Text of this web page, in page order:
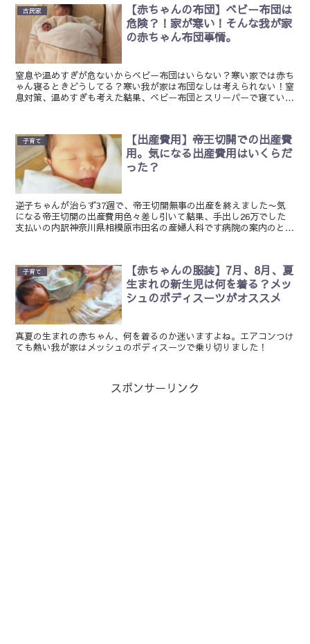
古民家
【赤ちゃんの布団】ベビー布団は
危険？！家が寒い！そんな我が家
の赤ちゃん布団事情。
窒息や温めすぎが危ないからベビー布団はいらない？寒い家では赤ち
ゃん寝るときどうしてる？寒い我が家は布団なしは考えられない！窒
息対策、温めすぎも考えた結果、ベビー布団とスリーパーで寝ていま
子育て
【出産費用】帝王切開での出産費
用。気になる出産費用はいくらだ
った？
逆子ちゃんが治らず37週で、帝王切開無事の出産を終えました〜気
になる帝王切開の出産費用色々差し引いて結果、手出し26万でした
支払いの内訳神奈川県相模原市田名の産婦人科です病院の案内のとき
子育て
【赤ちゃんの服装】7月、8月、夏
生まれの新生児は何を着る？メッ
シュのボディスーツがオススメ
真夏の生まれの赤ちゃん、何を着るのか迷いますよね。エアコンつけ
ても熱い我が家はメッシュのボディスーツで乗り切りました！
スポンサーリンク